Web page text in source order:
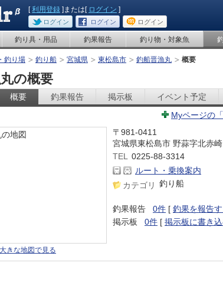
[利用登録 ]または[ ログイン ]
ログイン ログイン ログイン
釣り具・用品 釣果報告 釣り物・対象魚
釣り場 釣り船 宮城県 東松島市 釣船晋漁丸 概要
の概要
概要 釣果報告 掲示板 イベント予定
Myページの
大きな地図で見る
〒981-0411
宮城県東松島市 野蒜字北赤
TEL
0225-88-3314
ルート・乗換案内
カテゴリ 釣り船
釣果報告 0件 [ 釣果を報告す
掲示板
0件 [ 掲示板に書き